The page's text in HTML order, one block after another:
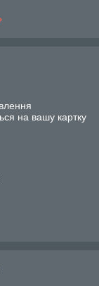
на вашу картку